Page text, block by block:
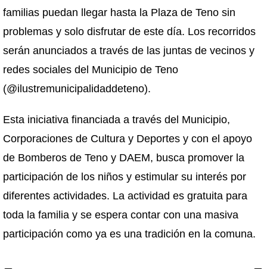
familias puedan llegar hasta la Plaza de Teno sin
problemas y solo disfrutar de este día. Los recorridos
serán anunciados a través de las juntas de vecinos y
redes sociales del Municipio de Teno
(@ilustremunicipalidaddeteno).
Esta iniciativa financiada a través del Municipio,
Corporaciones de Cultura y Deportes y con el apoyo
de Bomberos de Teno y DAEM, busca promover la
participación de los niños y estimular su interés por
diferentes actividades. La actividad es gratuita para
toda la familia y se espera contar con una masiva
participación como ya es una tradición en la comuna.